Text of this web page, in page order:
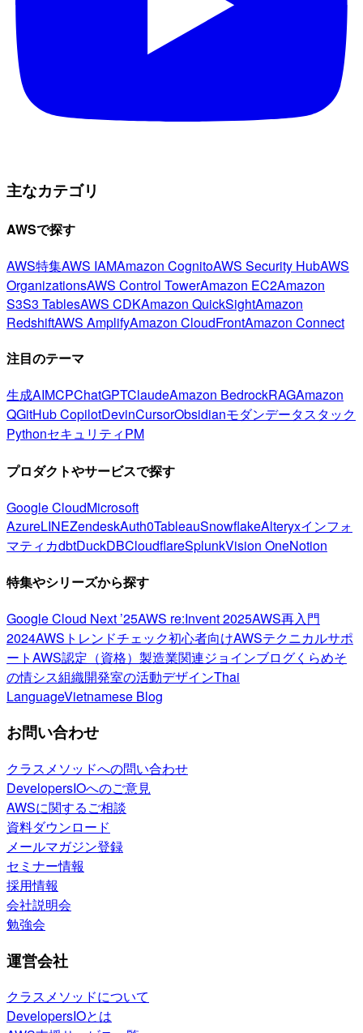
主なカテゴリ
AWSで探す
AWS特集AWS IAMAmazon CognitoAWS Security HubAWS
OrganizationsAWS Control TowerAmazon EC2Amazon
S3S3 TablesAWS CDKAmazon QuickSightAmazon
RedshiftAWS AmplifyAmazon CloudFrontAmazon Connect
注目のテーマ
生成AIMCPChatGPTClaudeAmazon BedrockRAGAmazon
QGitHub CopilotDevinCursorObsidianモダンデータスタック
PythonセキュリティPM
プロダクトやサービスで探す
Google CloudMicrosoft
AzureLINEZendeskAuth0TableauSnowflakeAlteryxインフォ
マティカdbtDuckDBCloudflareSplunkVision OneNotion
特集やシリーズから探す
Google Cloud Next ’25AWS re:Invent 2025AWS再入門
2024AWSトレンドチェック初心者向けAWSテクニカルサポ
ートAWS認定（資格） 製造業関連ジョインブログくらめそ
の情シス組織開発室の活動デザインThai
LanguageVietnamese Blog
お問い合わせ
クラスメソッドへの問い合わせ
DevelopersIOへのご意見
AWSに関するご相談
資料ダウンロード
メールマガジン登録
セミナー情報
採用情報
会社説明会
勉強会
運営会社
クラスメソッドについて
DevelopersIOとは